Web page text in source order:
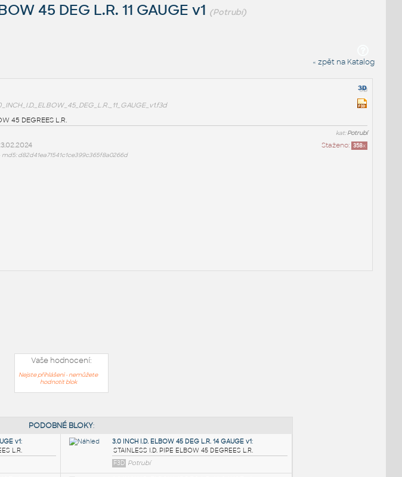
45 DEG L.R. 11 GAUGE v1 (Potrubí)
« zpět na Katalog
45 DEGREES L.R.
kat:Potrubí
Staženo: 358x
md5: d82d41ea71541c1ce399c365f8a0266d
Vaše hodnocení:
Nejste přihlášeni - nemůžete
hodnotit blok